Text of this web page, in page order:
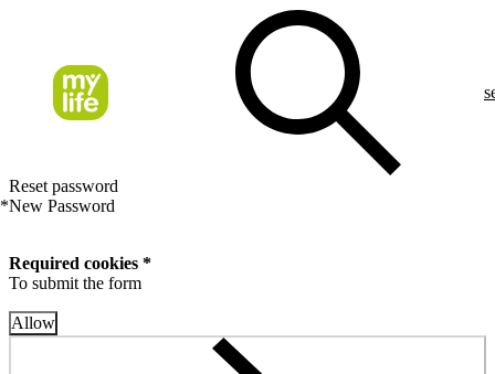
Reset password
*New Password
Required cookies *
To submit the form
Allow